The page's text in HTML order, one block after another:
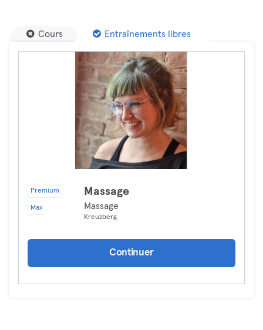
Cours Entraînements libres
Premium
Max
Massage
Massage
Kreuzberg
Continuer